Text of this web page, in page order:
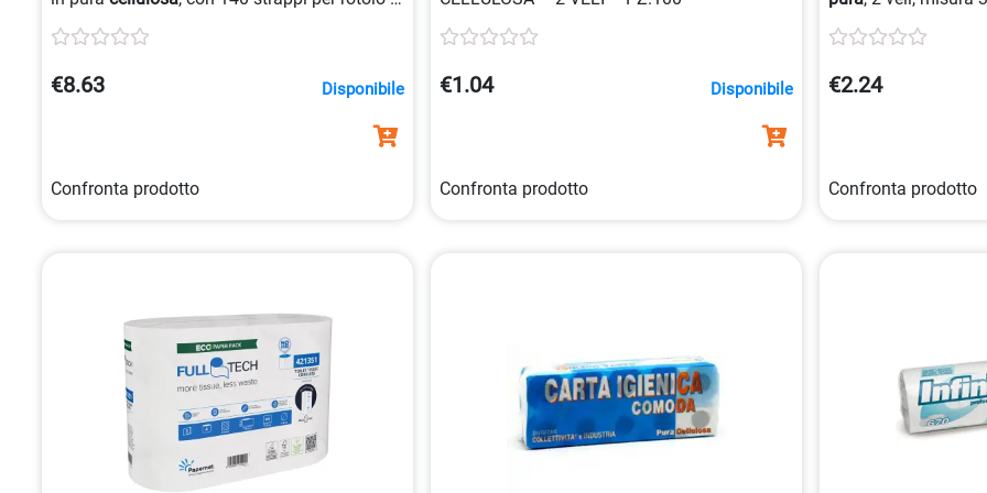
certificazione
€8.63 Disponibile
Confronta prodotto
€1.04 Disponibile
Confronta prodotto
152 pezzi. Prodotto
adatto per uso
materia prima di
€2.24
Confronta prodotto